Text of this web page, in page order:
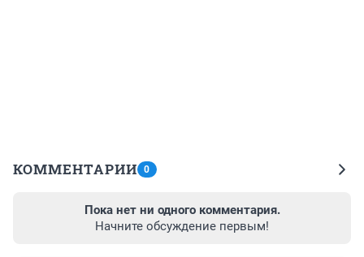
КОММЕНТАРИИ 0
Пока нет ни одного комментария.
Начните обсуждение первым!